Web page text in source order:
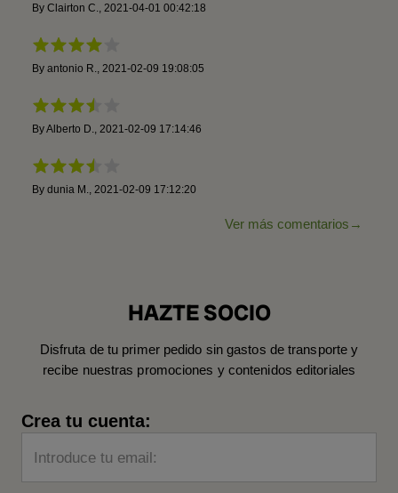
By Clairton C. 2021-04-01 00:42:18
By antonio R. 2021-02-09 19:08:05
ByAlberto D. 2021-02-09 17:14:46
By dunia M. 2021-02-09 17:12:20
Ver más comentarios
HAZTE SOCIO
Disfruta de tu primer pedido sin gastos de transporte y
recibe nuestras promociones y contenidos editoriales
Crea tu cuenta:
Introduce tu email: